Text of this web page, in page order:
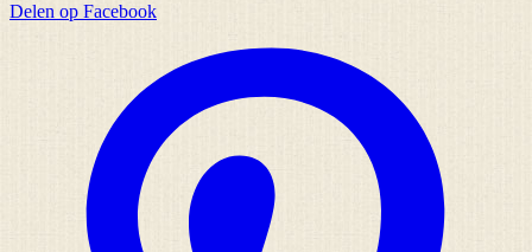
Delen op Facebook